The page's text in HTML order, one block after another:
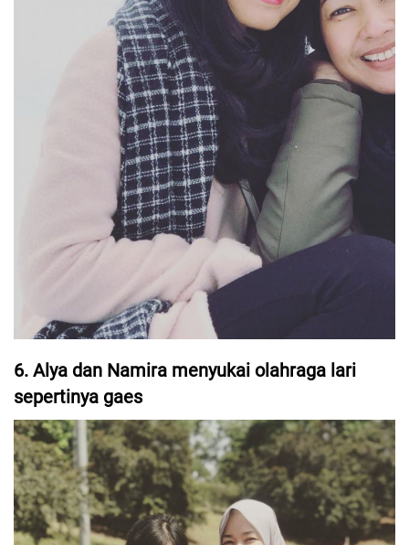
6. Alya dan Namira menyukai olahraga lari
sepertinya gaes